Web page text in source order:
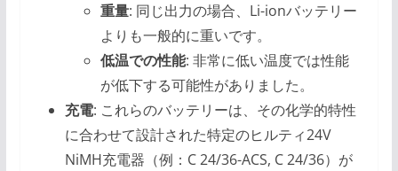
重量: 同じ出力の場合、Li-ionバッテリー
よりも一般的に重いです。
低温での性能: 非常に低い温度では性能
が低下する可能性がありました。
充電: これらのバッテリーは、その化学的特性
に合わせて設計された特定のヒルティ24V
NiMH充電器（例：C 24/36-ACS, C 24/36）が